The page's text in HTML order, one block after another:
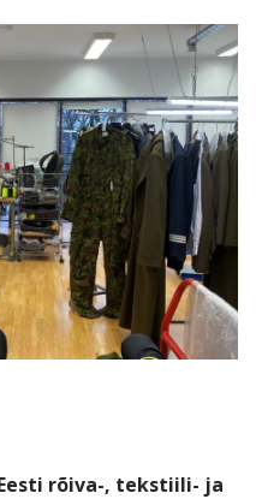
rõiva-, tekstiili- ja